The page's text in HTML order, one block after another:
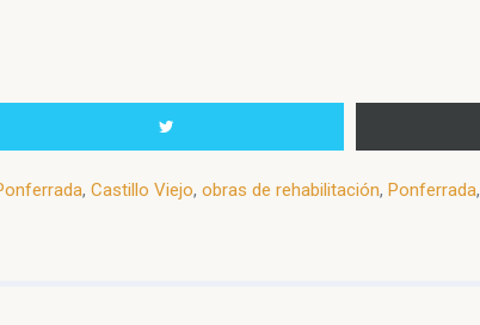
, Castillo Viejo, obras de rehabilitación, Ponferrada,